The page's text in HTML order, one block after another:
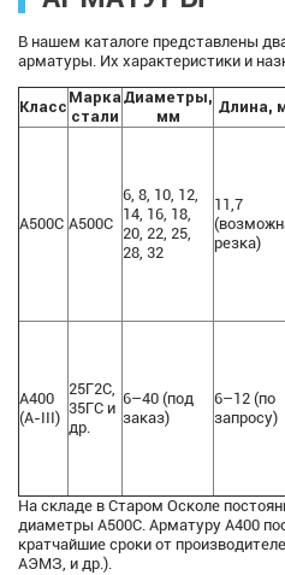
В нашем каталоге представлены
арматуры. Их характеристики и
КлассМарка
стали
Диаметры,
мм
Длина,
А500С А500С
6, 8, 10, 12,
14, 16, 18,
20, 22, 25,
28, 32
11,7
резка)
А400
(А-III)
25Г2С,
35ГС и
др.
6–40 (под
заказ)
6–12 (по
запросу)
На складе в Старом Осколе
диаметры А500С. Арматуру А400
кратчайшие сроки от
АЭМЗ, и др.).